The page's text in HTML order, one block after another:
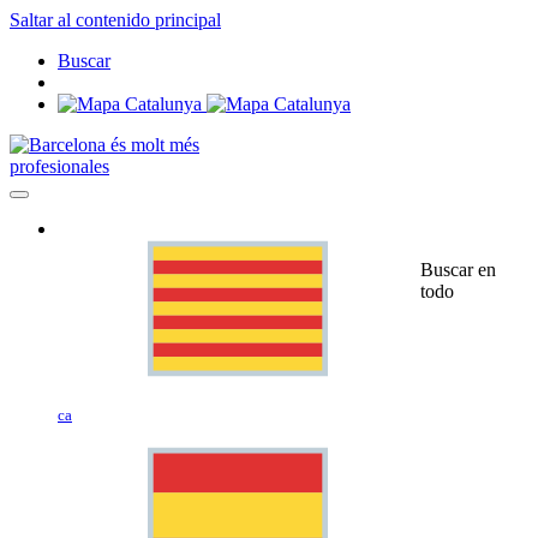
Saltar al contenido principal
Buscar
profesionales
ca
Buscar en
todo